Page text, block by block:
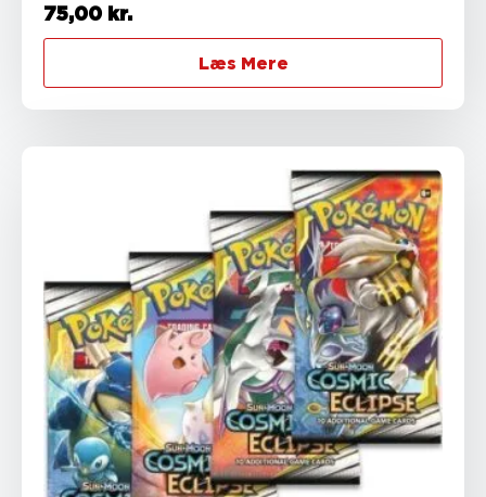
75,00 kr.
Læs Mere